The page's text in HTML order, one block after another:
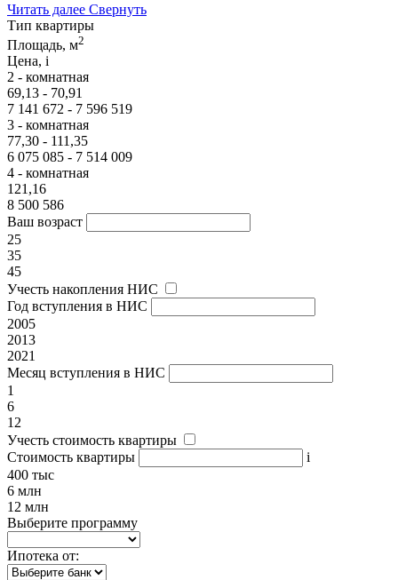
Читать далее Свернуть
Тип квартиры
Площадь, м2
Цена, i
2 - комнатная
69,13 - 70,91
7 141 672 - 7 596 519
3 - комнатная
77,30 - 111,35
6 075 085 - 7 514 009
4 - комнатная
121,16
8 500 586
Ваш возраст
25
35
45
Учесть накопления НИС
Год вступления в НИС
2005
2013
2021
Месяц вступления в НИС
1
6
12
Учесть стоимость квартиры
Стоимость квартиры
i
400 тыс
6 млн
12 млн
Выберите программу
Ипотека от: